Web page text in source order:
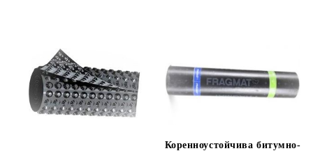
Коренноустойчива битумно-